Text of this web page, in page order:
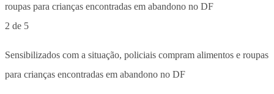
2 de 5
Sensibilizados com a situação, policiais compram alimentos e roupas
para crianças encontradas em abandono no DF